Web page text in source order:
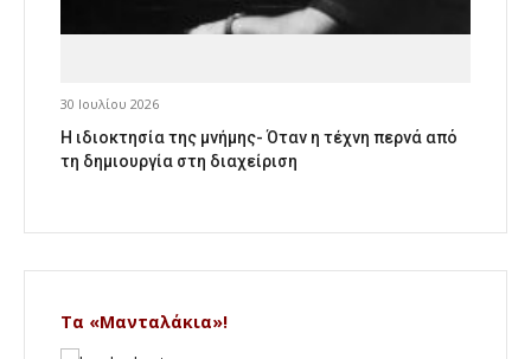
30 Ιουλίου 2026
Η ιδιοκτησία της μνήμης- Όταν η τέχνη περνά από
τη δημιουργία στη διαχείριση
Τα «Μανταλάκια»!